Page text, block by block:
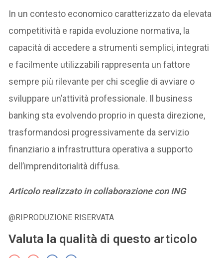
In un contesto economico caratterizzato da elevata
competitività e rapida evoluzione normativa, la
capacità di accedere a strumenti semplici, integrati
e facilmente utilizzabili rappresenta un fattore
sempre più rilevante per chi sceglie di avviare o
sviluppare un’attività professionale. Il business
banking sta evolvendo proprio in questa direzione,
trasformandosi progressivamente da servizio
finanziario a infrastruttura operativa a supporto
dell’imprenditorialità diffusa.
Articolo realizzato in collaborazione con ING
@RIPRODUZIONE RISERVATA
Valuta la qualità di questo articolo